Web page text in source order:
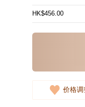
HK$456.00
价格调